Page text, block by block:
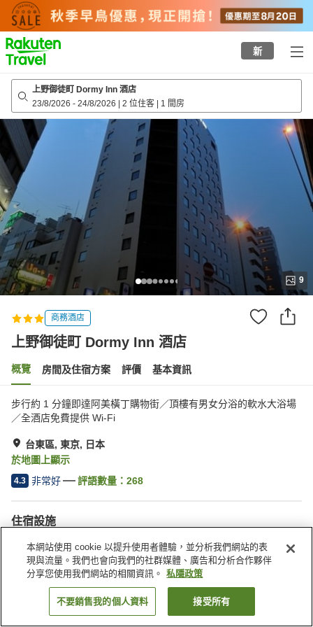
to
top
page
新
上野御徒町 Dormy Inn 酒店
23/8/2026 - 24/8/2026 | 2 位住客 | 1 間房
9
商務酒店
上野御徒町 Dormy Inn 酒店
概覽 房間及住宿方案 評價 基本資訊
步行約 1 分鐘即達阿美橫丁購物街／頂樓有男女分浴的軟水大浴場
／全酒店免費提供 Wi-Fi
台東區, 東京, 日本
於地圖上顯示
4.3 非常好 評語數量： 268
住宿設施
桑拿
餐廳
自動販賣機
露天浴池（溫泉）
找客房
本網站使用 cookie 以提升使用者體驗，並分析我們網站的表
現與流量。我們也會向我們的社群媒體、廣告和分析合作夥伴
分享您使用我們網站的相關資訊。
私隱政策
不要銷售我的個人資料 接受所有